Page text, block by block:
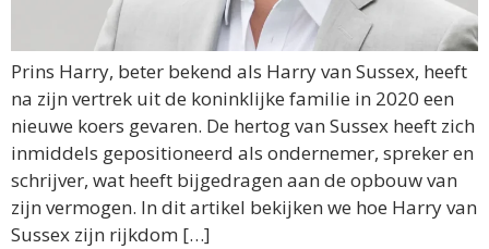
Prins Harry, beter bekend als Harry van Sussex, heeft
na zijn vertrek uit de koninklijke familie in 2020 een
nieuwe koers gevaren. De hertog van Sussex heeft zich
inmiddels gepositioneerd als ondernemer, spreker en
schrijver, wat heeft bijgedragen aan de opbouw van
zijn vermogen. In dit artikel bekijken we hoe Harry van
Sussex zijn rijkdom […]